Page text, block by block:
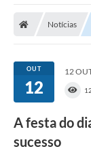
Notícias
OUT
12
12
A festa do
sucesso